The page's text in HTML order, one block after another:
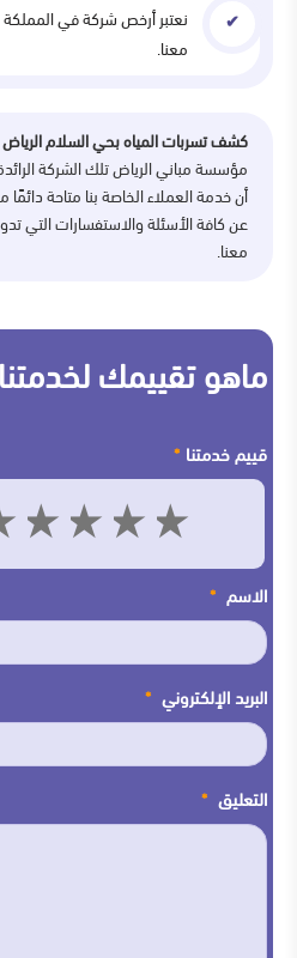
نعتبر أرخص شركة في
معنا.
كشف تسربات المياه بحي السلام الرياض
مؤسسة مباني الرياض تلك الشركة
أن خدمة العملاء الخاصة بنا متاحة
عن كافة الأسئلة والاستفسارات التي
معنا.
ماهو تقييمك لخدمتنا
قييم خدمتنا *
4 3 2 1
الاسم *
البريد الإلكتروني *
التعليق *